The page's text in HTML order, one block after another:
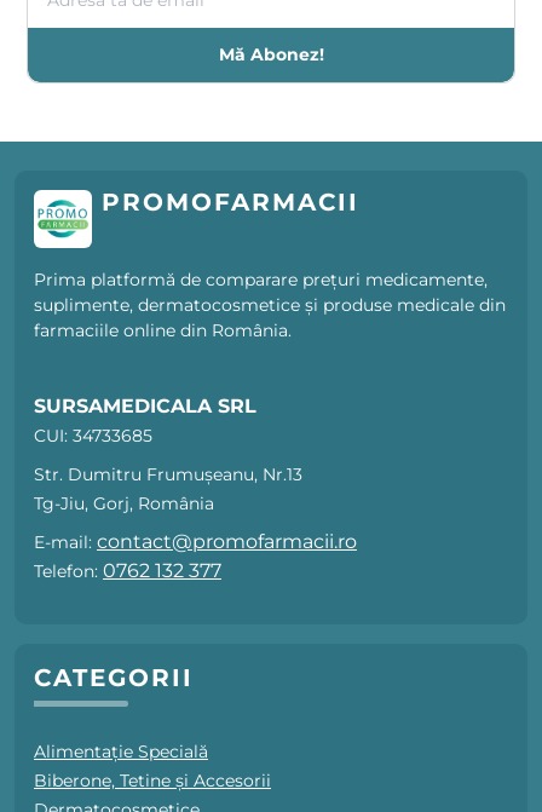
Mă Abonez!
PROMOFARMACII
Prima platformă de comparare prețuri medicamente,
suplimente, dermatocosmetice și produse medicale din
farmaciile online din România.
SURSAMEDICALA SRL
CUI: 34733685
Str. Dumitru Frumușeanu, Nr.13
Tg-Jiu, Gorj, România
E-mail: contact@promofarmacii.ro
Telefon: 0762 132 377
CATEGORII
Alimentație Specială
Biberone, Tetine și Accesorii